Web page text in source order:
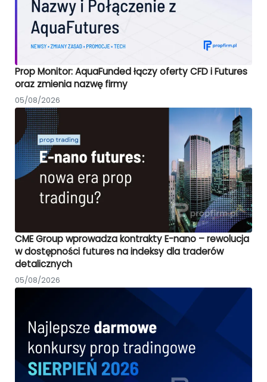
Prop Monitor: AquaFunded łączy oferty CFD i Futures
oraz zmienia nazwę firmy
05/08/2026
CME Group wprowadza kontrakty E-nano – rewolucja
w dostępności futures na indeksy dla traderów
detalicznych
05/08/2026